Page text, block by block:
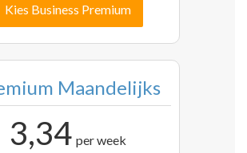
Kies Business Premium
Maandelijks
3,34 per week